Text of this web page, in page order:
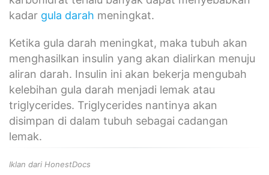
kadar gula darah meningkat.
Ketika gula darah meningkat, maka tubuh akan
menghasilkan insulin yang akan dialirkan menuju
aliran darah. Insulin ini akan bekerja mengubah
kelebihan gula darah menjadi lemak atau
triglycerides. Triglycerides nantinya akan
disimpan di dalam tubuh sebagai cadangan
lemak.
Iklan dari HonestDocs